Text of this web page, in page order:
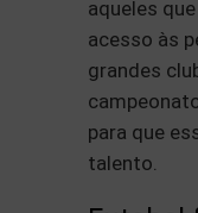
aqueles
acesso às
grandes
para que
talento.